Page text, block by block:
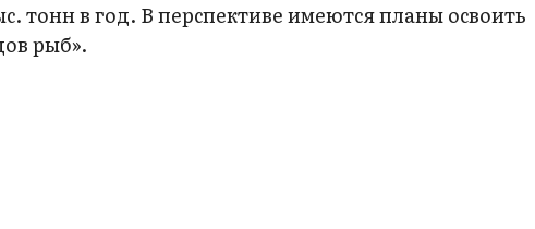
тонн в год. В перспективе имеются планы освоить
рыб».